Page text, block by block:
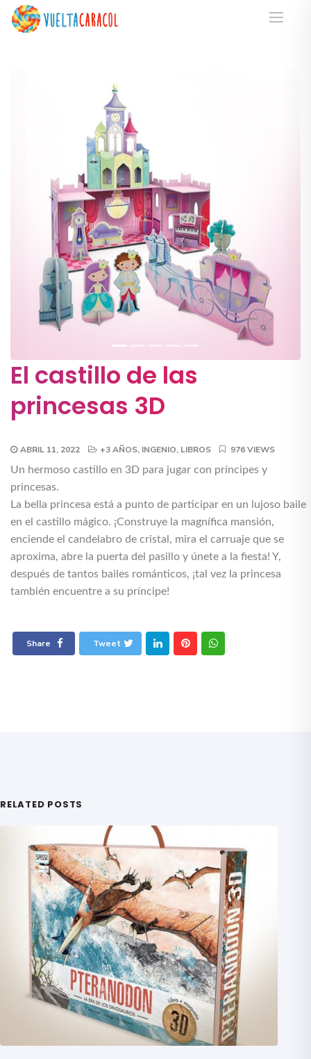
El castillo de las
princesas 3D
ABRIL 11, 2022 +3 AÑOS, INGENIO, LIBROS
976 VIEWS
Un hermoso castillo en 3D para jugar con príncipes y
princesas.
La bella princesa está a punto de participar en un lujoso baile
en el castillo mágico. ¡Construye la magnífica mansión,
enciende el candelabro de cristal, mira el carruaje que se
aproxima, abre la puerta del pasillo y únete a la fiesta! Y,
después de tantos bailes románticos, ¡tal vez la princesa
también encuentre a su príncipe!
Share Tweet
RELATED POSTS